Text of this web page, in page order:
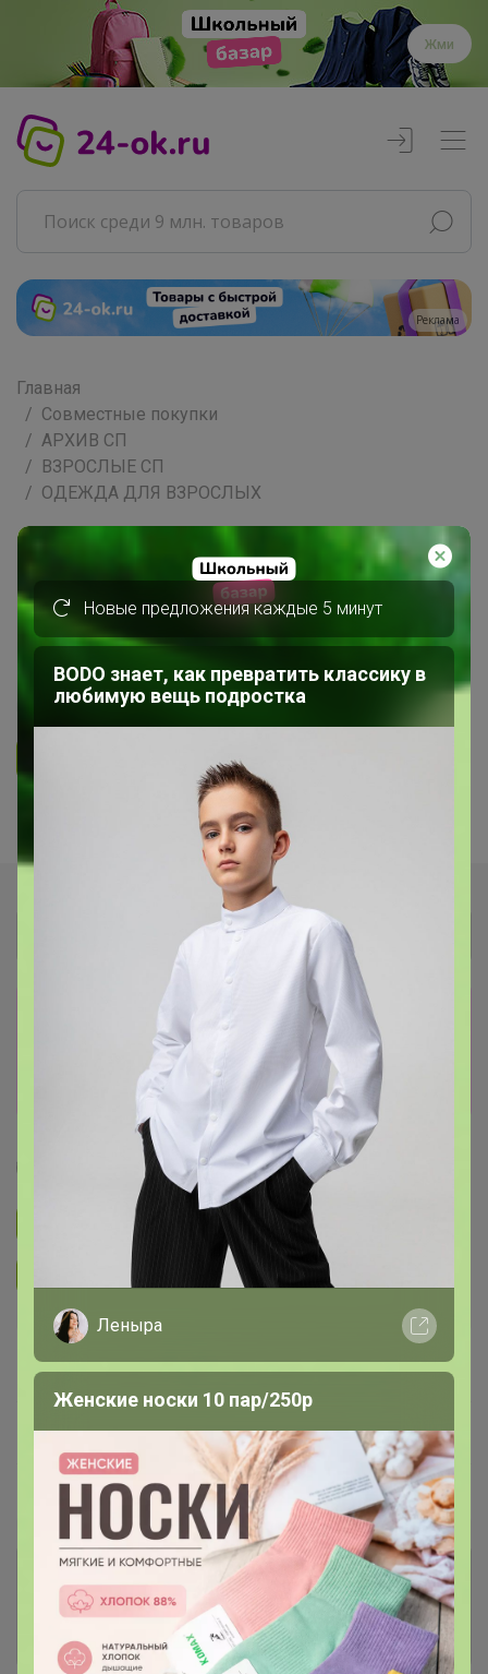
Жми
Реклама
Главная
Совместные покупки
АРХИВ СП
ВЗРОСЛЫЕ СП
ОДЕЖДА ДЛЯ ВЗРОСЛЫХ
СП169 F5 JEANS - джинсы (Сербия)
и одежда! ФЛИС! Цены
"съежились" на 15% Только до
18.12
5.0 20.8K 115.7K
Показаны записи1-8
Сбор заказов в данной закупке
завершен
Перейти к текущей закупке
Подписаться на закупку
Подписаться на организатора 7.4K
В архиве
—
Ожидание ~ 14 дней
Пристрой 23 лота
Комментарии к лотам 4.4K
Отзывы участников 5.5K
Новые предложения каждые 5 минут
BODO знает, как превратить классику в
любимую вещь подростка
Леныра
Женские носки 10 пар/250р